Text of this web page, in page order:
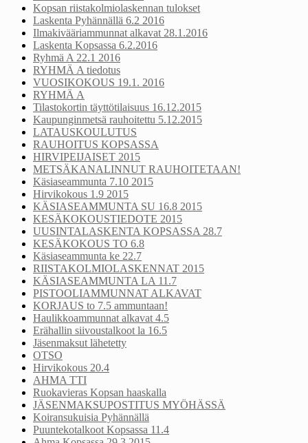
Kopsan riistakolmiolaskennan tulokset
Laskenta Pyhännällä 6.2 2016
Ilmakivääriammunnat alkavat 28.1.2016
Laskenta Kopsassa 6.2.2016
Ryhmä A 22.1 2016
RYHMÄ A tiedotus
VUOSIKOKOUS 19.1. 2016
RYHMÄ A
Tilastokortin täyttötilaisuus 16.12.2015
Kaupunginmetsä rauhoitettu 5.12.2015
LATAUSKOULUTUS
RAUHOITUS KOPSASSA
HIRVIPEIJAISET 2015
METSÄKANALINNUT RAUHOITETAAN!
Käsiaseammunta 7.10 2015
Hirvikokous 1.9 2015
KÄSIASEAMMUNTA SU 16.8 2015
KESÄKOKOUSTIEDOTE 2015
UUSINTALASKENTA KOPSASSA 28.7
KESÄKOKOUS TO 6.8
Käsiaseammunta ke 22.7
RIISTAKOLMIOLASKENNAT 2015
KÄSIASEAMMUNTA LA 11.7
PISTOOLIAMMUNNAT ALKAVAT
KORJAUS to 7.5 ammuntaan!
Haulikkoammunnat alkavat 4.5
Erähallin siivoustalkoot la 16.5
Jäsenmaksut lähetetty
OTSO
Hirvikokous 20.4
AHMA TTI
Ruokavieras Kopsan haaskalla
JÄSENMAKSUPOSTITUS MYÖHÄSSÄ
Koiransukuisia Pyhännällä
Puuntekotalkoot Kopsassa 11.4